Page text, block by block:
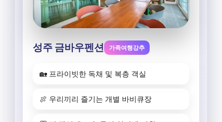
성주 금바우펜션 가족여행강추
🏡 프라이빗한 독채 및 복층 객실
🍖 우리끼리 즐기는 개별 바비큐장